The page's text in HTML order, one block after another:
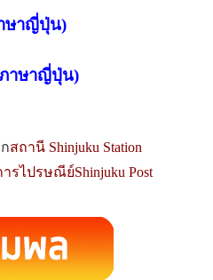
ษาญี่ปุ่น)
าษาญี่ปุ่น)
สถานี Shinjuku Station
รไปรษณีย์Shinjuku Post